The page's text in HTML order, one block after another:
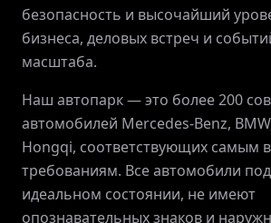
ЖУРНАЛ
безопасность и высочайший
бизнеса, деловых встреч и
масштаба.
Наш автопарк — это более 200
автомобилей Mercedes-Benz,
Hongqi, соответствующих самым
требованиям. Все автомобили
идеальном состоянии, не имеют
опознавательных знаков и